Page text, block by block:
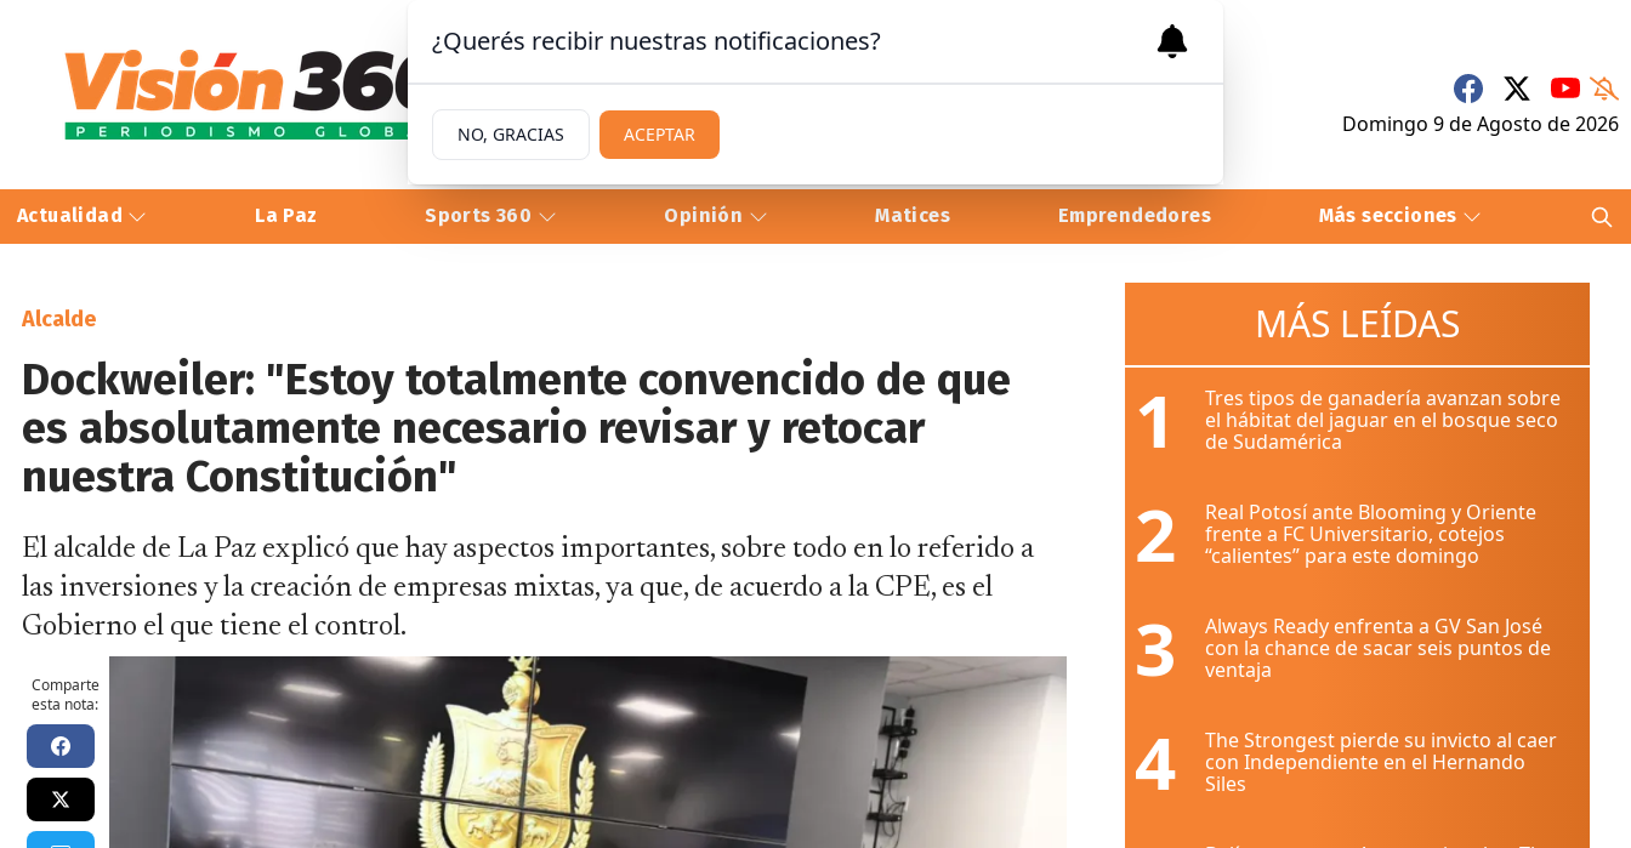
Domingo 9deAgosto de 2026
Actualidad La Paz Sports 360 Opinión Matices Emprendedores Más secciones
Alcalde
Dockweiler: "Estoy totalmente convencido de que
es absolutamente necesario revisar y retocar
nuestra Constitución"
El alcalde de La Paz explicó que hay aspectos importantes, sobre todo en lo referido a
las inversiones y la creación de empresas mixtas, ya que, de acuerdo a la CPE, es el
Gobierno el que tiene el control.
Comparte
esta nota:
MÁS LEÍDAS
1
Tres tipos de ganadería avanzan sobre
el hábitat del jaguar en el bosque seco
de Sudamérica
2
Real Potosí ante Blooming y Oriente
frente a FC Universitario, cotejos
“calientes” para este domingo
3
Always Ready enfrenta a GV San José
con la chance de sacar seis puntos de
ventaja
4
The Strongest pierde su invicto al caer
con Independiente en el Hernando
Siles
¿Querés recibir nuestras notificaciones?
NO, GRACIAS ACEPTAR